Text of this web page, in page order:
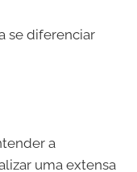
se diferenciar
a
uma extensa